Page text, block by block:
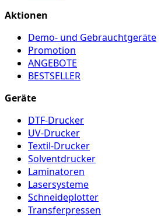
Aktionen
Demo- und Gebrauchtgeräte
Promotion
ANGEBOTE
BESTSELLER
Geräte
DTF-Drucker
UV-Drucker
Textil-Drucker
Solventdrucker
Laminatoren
Lasersysteme
Schneideplotter
Transferpressen